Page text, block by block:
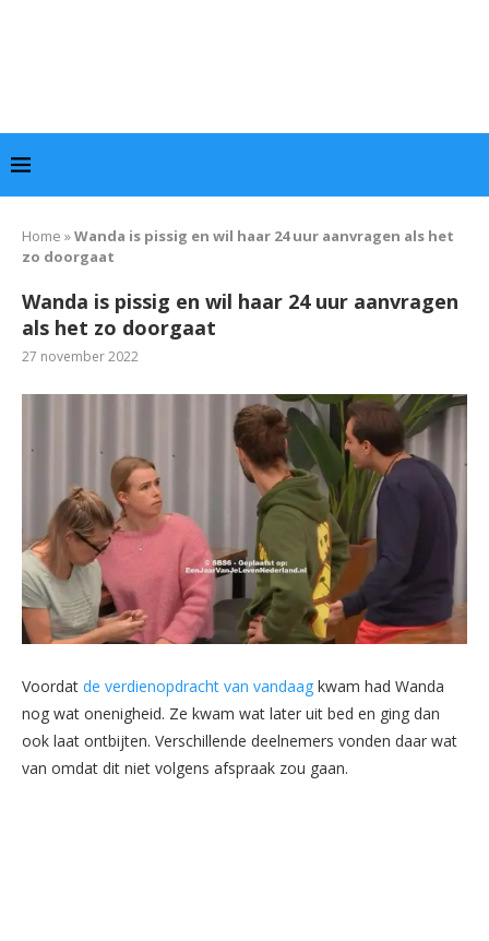
Home »Wanda is pissig en wil haar 24 uur aanvragen als het
zo doorgaat
Wanda is pissig en wil haar 24 uur aanvragen
als het zo doorgaat
27 november 2022
Voordat de verdienopdracht van vandaag kwam had Wanda
nog wat onenigheid. Ze kwam wat later uit bed en ging dan
ook laat ontbijten. Verschillende deelnemers vonden daar wat
van omdat dit niet volgens afspraak zou gaan.